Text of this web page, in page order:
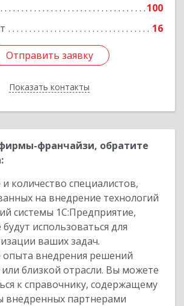
100
16
Отправить заявку
Показать контакты
Подробнее
Отправить заявку
Назад
франчайзи, обратите
количество специалистов,
на внедрение технологий
системы 1С:Предприятие,
использоваться для
ваших задач.
опыта внедрения решений
близкой отрасли. Вы можете
к справочнику, содержащему
внедренных партнерами